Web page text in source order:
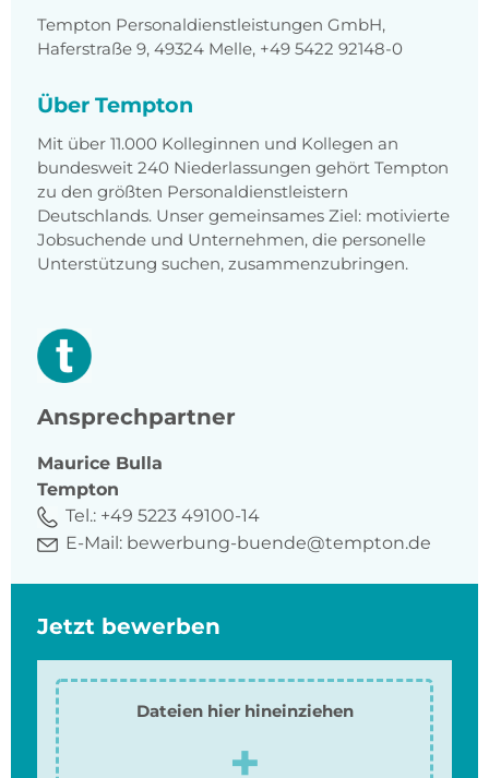
Tempton Personaldienstleistungen GmbH,
Haferstraße 9, 49324 Melle, +49 5422 92148-0
Über Tempton
Mit über 11.000 Kolleginnen und Kollegen an
bundesweit 240 Niederlassungen gehört Tempton
zu den größten Personaldienstleistern
Deutschlands. Unser gemeinsames Ziel: motivierte
Jobsuchende und Unternehmen, die personelle
Unterstützung suchen, zusammenzubringen.
Ansprechpartner
Maurice Bulla
Tempton
Tel.: +49 5223 49100-14
E-Mail: bewerbung-buende@tempton.de
Jetzt bewerben
Dateien hier hineinziehen